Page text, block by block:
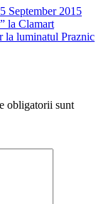
September 2015
la Clamart
la luminatul Praznic
obligatorii sunt